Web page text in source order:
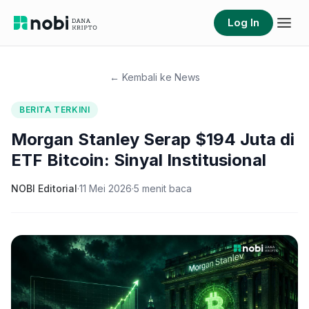
Log In
← Kembali ke News
BERITA TERKINI
Morgan Stanley Serap $194 Juta di
ETF Bitcoin: Sinyal Institusional
NOBI Editorial·11 Mei 2026·5 menit baca